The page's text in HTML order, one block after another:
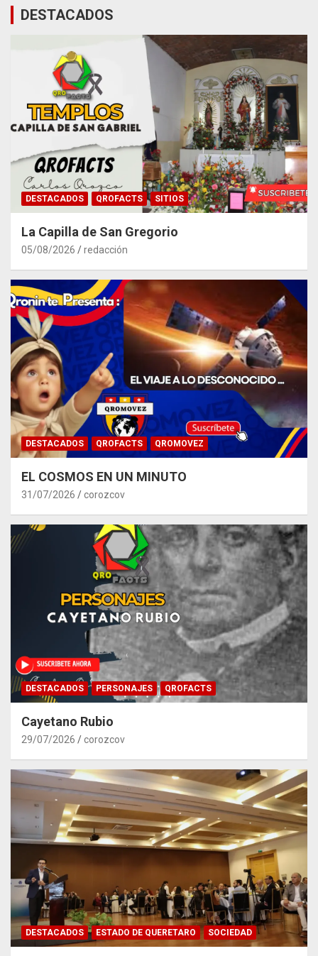
DESTACADOS
DESTACADOS QROFACTS SITIOS
La Capilla de San Gregorio
05/08/2026 redacción
DESTACADOS QROFACTS QROMOVEZ
EL COSMOS EN UN MINUTO
31/07/2026 corozcov
DESTACADOS PERSONAJES QROFACTS
Cayetano Rubio
29/07/2026 corozcov
DESTACADOS ESTADO DE QUERETARO SOCIEDAD